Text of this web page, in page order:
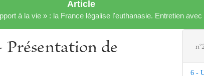
Article
à la vie » : la France légalise l'euthanasie. Entretien
de
6 -